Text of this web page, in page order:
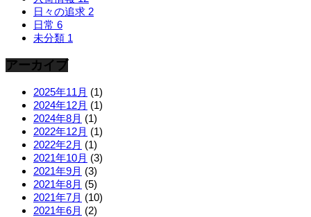
日々の追求 2
日常 6
未分類 1
アーカイブ
2025年11月 (1)
2024年12月 (1)
2024年8月 (1)
2022年12月 (1)
2022年2月 (1)
2021年10月 (3)
2021年9月 (3)
2021年8月 (5)
2021年7月 (10)
2021年6月 (2)